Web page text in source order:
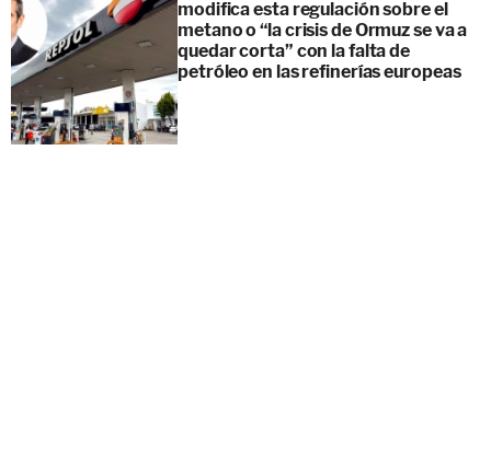
modifica esta regulación sobre el
metano o “la crisis de Ormuz se va a
quedar corta” con la falta de
petróleo en las refinerías europeas